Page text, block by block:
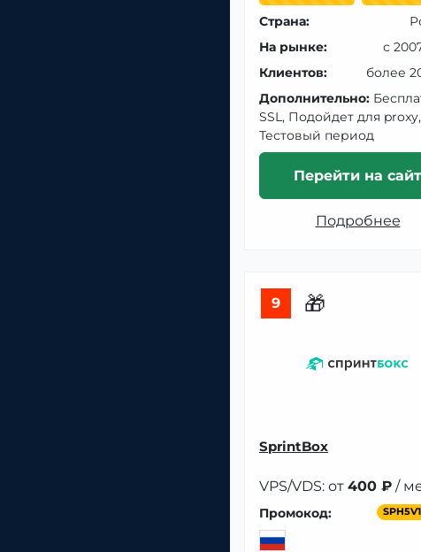
Страна:
На рынке:
с
Клиентов:
более
Дополнительно:
SSL, Подойдет для proxy,
Тестовый период
Перейти на сайт
Подробнее
9 🎁
SprintBox
VPS/VDS: от 400 ₽ /
Промокод: